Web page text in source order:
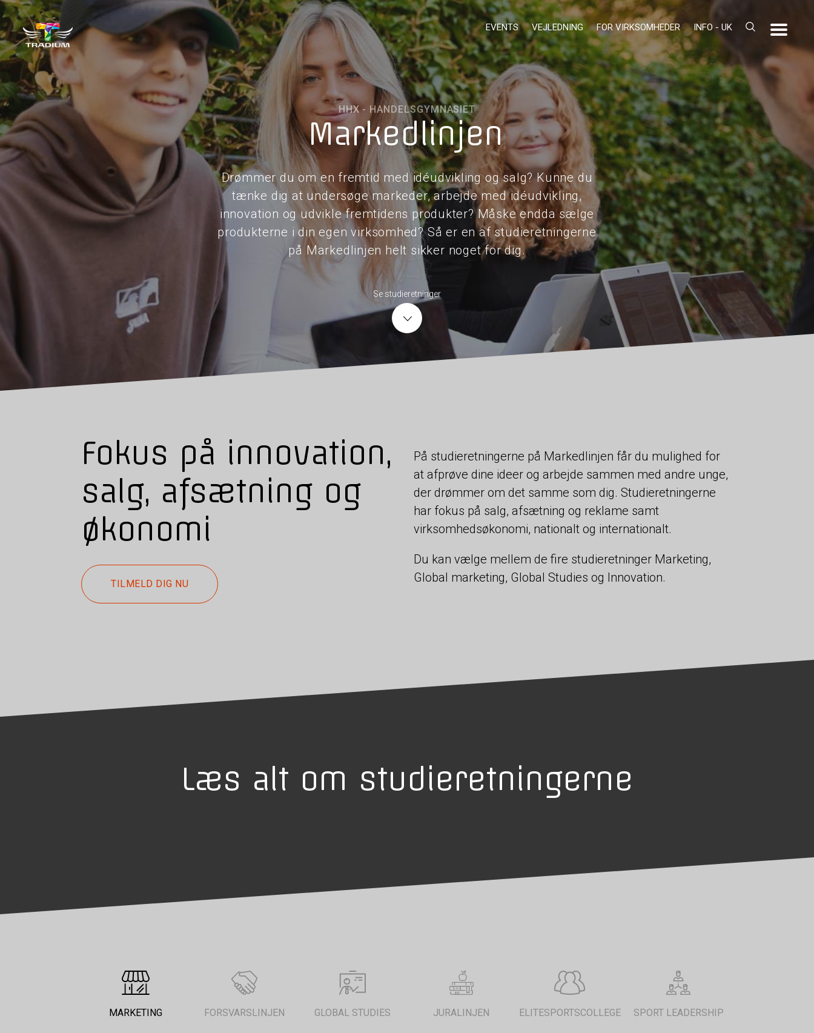
EVENTS VEJLEDNING FOR VIRKSOMHEDER INFO - UK
HHX - HANDELSGYMNASIET
Markedlinjen
Drømmer du om en fremtid med idéudvikling og salg? Kunne du
tænke dig at undersøge markeder, arbejde med idéudvikling,
innovation og udvikle fremtidens produkter? Måske endda sælge
produkterne i din egen virksomhed? Så er en af studieretningerne
på Markedlinjen helt sikker noget for dig.
Se studieretninger
Fokus på innovation,
salg, afsætning og
økonomi
TILMELD DIG NU
På studieretningerne på Markedlinjen får du mulighed for
at afprøve dine ideer og arbejde sammen med andre unge,
der drømmer om det samme som dig. Studieretningerne
har fokus på salg, afsætning og reklame samt
virksomhedsøkonomi, nationalt og internationalt.
Du kan vælge mellem de fire studieretninger Marketing,
Global marketing, Global Studies og Innovation.
Læs alt om studieretningerne
MARKETING FORSVARSLINJEN GLOBAL STUDIES JURALINJEN ELITESPORTSCOLLEGE SPORT LEADERSHIP